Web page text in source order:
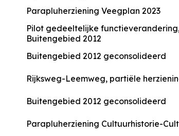
Parapluherziening Veegplan 2023
Pilot gedeeltelijke
Buitengebied 2012
Buitengebied 2012 geconsolideerd
Rijksweg-Leemweg, partiële
Buitengebied 2012 geconsolideerd
Parapluherziening Cultuurhistorie-